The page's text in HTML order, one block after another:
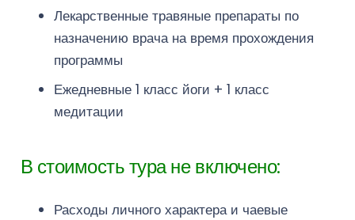
Лекарственные травяные препараты по
назначению врача на время прохождения
программы
Ежедневные 1 класс йоги + 1 класс
медитации
В стоимость тура не включено:
Расходы личного характера и чаевые